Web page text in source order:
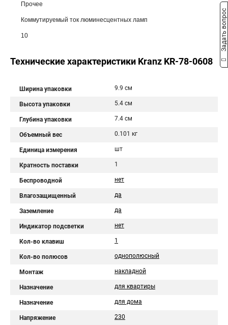
Прочее
Коммутируемый ток люминесцентных ламп
10
Технические характеристики Kranz KR-78-0608
Ширина упаковки 9.9 см
Высота упаковки 5.4 см
Глубина упаковки 7.4 см
Объемный вес 0.101 кг
Единица измерения шт
Кратность поставки 1
Беспроводной нет
Влагозащищенный да
Заземление да
Индикатор подсветки нет
Кол-во клавиш 1
Кол-во полюсов однополюсный
Монтаж накладной
Назначение для квартиры
Назначение для дома
Напряжение 230
Задать вопрос